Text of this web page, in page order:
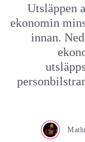
Utsläppen
ekonomin
innan.